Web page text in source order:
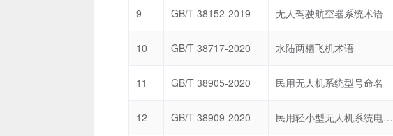
9 GB/T 38152-2019 无人驾驶航空器系统术语
10 GB/T 38717-2020 水陆两栖飞机术语
11 GB/T 38905-2020 民用无人机系统型号命名
12 GB/T 38909-2020 民用轻小型无人机系统电磁兼容性要求与试验方法